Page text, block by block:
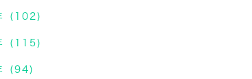
(102)
(115)
(94)